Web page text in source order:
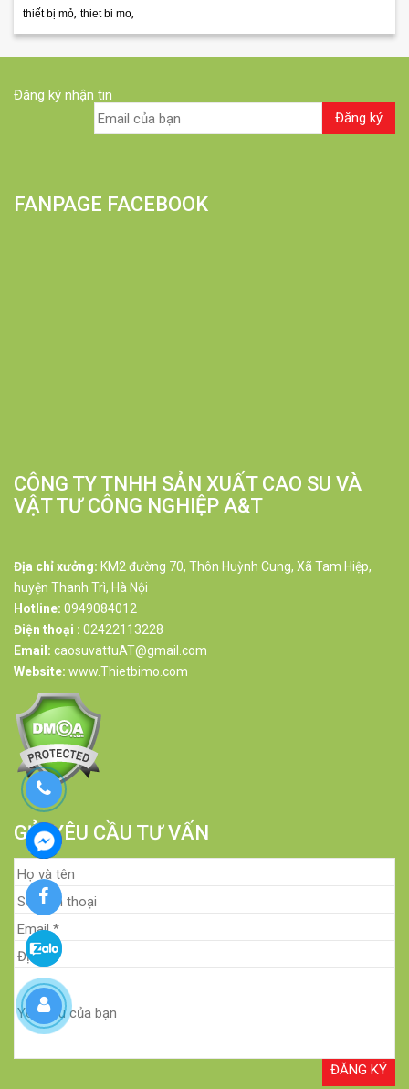
thiết bị mỏ, thiet bi mo,
Đăng ký nhận tin
FANPAGE FACEBOOK
CÔNG TY TNHH SẢN XUẤT CAO SU VÀ
VẬT TƯ CÔNG NGHIỆP A&T
Địa chỉ xưởng: KM2 đường 70, Thôn Huỳnh Cung, Xã Tam Hiệp,
huyện Thanh Trì, Hà Nội
Hotline: 0949084012
Điện thoại : 02422113228
Email: caosuvattuAT@gmail.com
Website: www.Thietbimo.com
GỬI YÊU CẦU TƯ VẤN